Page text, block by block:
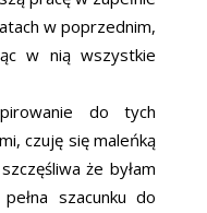
w poprzednim,
w nią wszystkie
do tych
czuję się maleńką
że byłam
szacunku do